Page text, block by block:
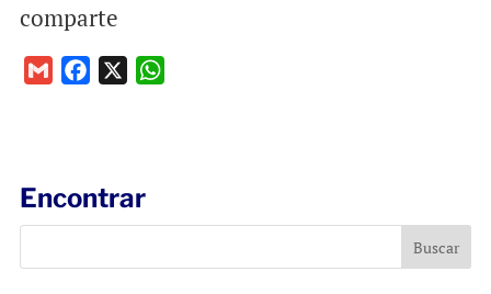
comparte
o
k
p
Encontrar